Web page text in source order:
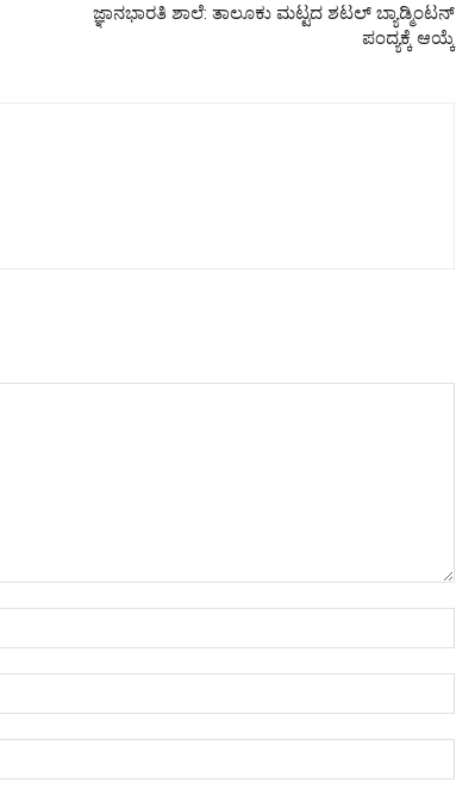
ಜ್ಞಾನಭಾರತಿ ಶಾಲೆ: ತಾಲೂಕು ಮಟ್ಟದ ಶಟಲ್ ಬ್ಯಾಡ್ಮಿಂಟನ್
ಪಂದ್ಯಕ್ಕೆ ಆಯ್ಕೆ